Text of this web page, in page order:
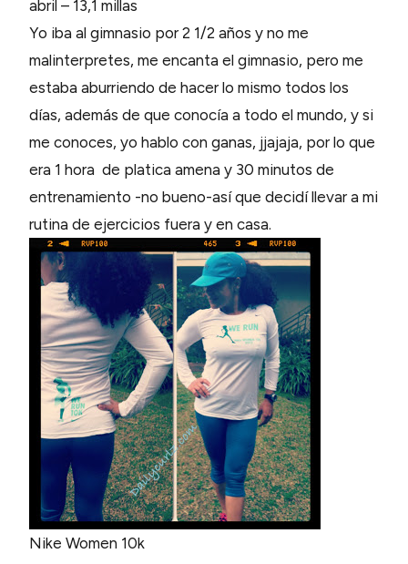
abril – 13,1 millas
Yo iba al gimnasio por 2 1/2 años y no me
malinterpretes, me encanta el gimnasio, pero me
estaba aburriendo de hacer lo mismo todos los
días, además de que conocía a todo el mundo, y si
me conoces, yo hablo con ganas, jjajaja, por lo que
era 1 hora de platica amena y 30 minutos de
entrenamiento -no bueno-así que decidí llevar a mi
rutina de ejercicios fuera y en casa.
Nike Women 10k